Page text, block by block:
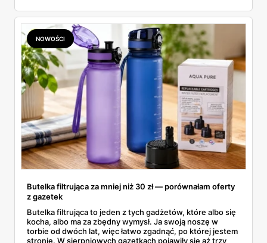
znalazłam, z cenami i terminami.
NOWOŚCI
Butelka filtrująca za mniej niż 30 zł — porównałam oferty
z gazetek
Butelka filtrująca to jeden z tych gadżetów, które albo się
kocha, albo ma za zbędny wymysł. Ja swoją noszę w
torbie od dwóch lat, więc łatwo zgadnąć, po której jestem
stronie. W sierpniowych gazetkach pojawiły się aż trzy